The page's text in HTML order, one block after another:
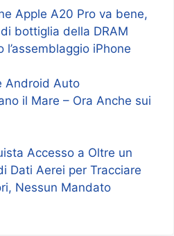
Apple A20 Pro va bene,
bottiglia della DRAM
l’assemblaggio iPhone
Android Auto
il Mare – Ora Anche sui
Accesso a Oltre un
Dati Aerei per Tracciare
Nessun Mandato